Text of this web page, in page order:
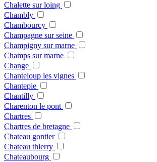
Chalette sur loing
Chambly
Chambourcy
Champagne sur seine
Champigny sur marne
Champs sur marne
Change
Chanteloup les vignes
Chantepie
Chantilly
Charenton le pont
Chartres
Chartres de bretagne
Chateau gontier
Chateau thierry
Chateaubourg